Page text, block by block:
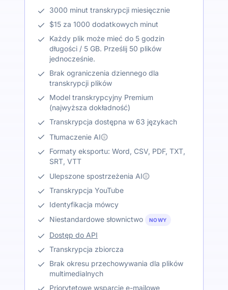
3000 minut transkrypcji miesięcznie
$15 za 1000 dodatkowych minut
Każdy plik może mieć do 5 godzin
długości / 5 GB. Prześlij 50 plików
jednocześnie.
Brak ograniczenia dziennego dla
transkrypcji plików
Model transkrypcyjny Premium
(najwyższa dokładność)
Transkrypcja dostępna w 63 językach
Tłumaczenie AI
Formaty eksportu: Word, CSV, PDF, TXT,
SRT, VTT
Ulepszone spostrzeżenia AI
Transkrypcja YouTube
Identyfikacja mówcy
Niestandardowe słownictwo
NOWY
Dostęp do API
Transkrypcja zbiorcza
Brak okresu przechowywania dla plików
multimedialnych
Priorytetowe wsparcie e-mailowe